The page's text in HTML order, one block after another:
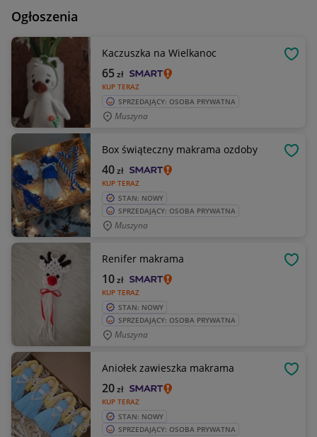
Ogłoszenia
Kaczuszka na Wielkanoc
KUP TERAZ
65zł
SPRZEDAJĄCY: OSOBA PRYWATNA
Muszyna
Box świąteczny makrama ozdoby
KUP TERAZ
40zł
STAN: NOWY
SPRZEDAJĄCY: OSOBA PRYWATNA
Muszyna
Renifer makrama
KUP TERAZ
10zł
STAN: NOWY
SPRZEDAJĄCY: OSOBA PRYWATNA
Muszyna
Aniołek zawieszka makrama
KUP TERAZ
20zł
STAN: NOWY
SPRZEDAJĄCY: OSOBA PRYWATNA